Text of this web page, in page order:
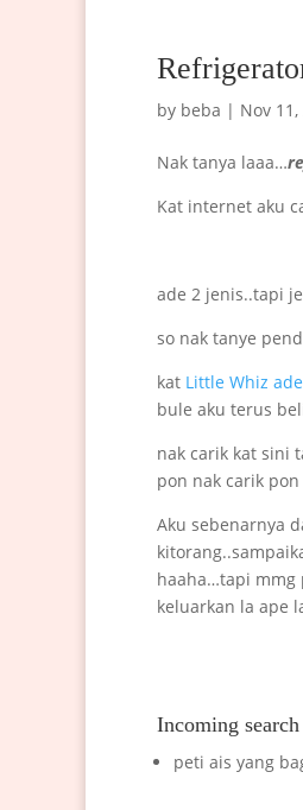
by beba | Nov
Nak tanya laaa…
Kat internet aku
ade 2 jenis..tapi
so nak tanye
kat Little Whiz
bule aku terus
nak carik kat sini
pon nak carik
Aku sebenarnya
haaha…tapi mmg
keluarkan la ape
Incoming
peti ais yang